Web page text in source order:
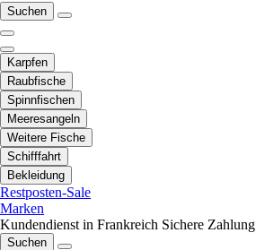
Suchen
Karpfen
Raubfische
Spinnfischen
Meeresangeln
Weitere Fische
Schifffahrt
Bekleidung
Restposten-Sale
Marken
Kundendienst in Frankreich Sichere Zahlung
Suchen